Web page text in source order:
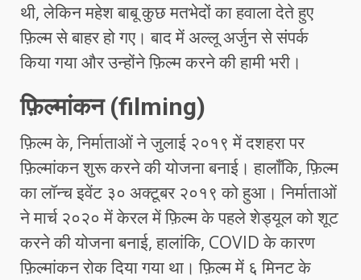
थी, लेकिन महेश बाबू कुछ मतभेदों का हवाला देते हुए
फ़िल्म से बाहर हो गए। बाद में अल्लू अर्जुन से संपर्क
किया गया और उन्होंने फ़िल्म करने की हामी भरी।
फ़िल्मांकन (filming)
फ़िल्म के, निर्माताओं ने जुलाई २०१९ में दशहरा पर
फ़िल्मांकन शुरू करने की योजना बनाई। हालाँकि, फ़िल्म
का लॉन्च इवेंट ३० अक्टूबर २०१९ को हुआ। निर्माताओं
ने मार्च २०२० में केरल में फ़िल्म के पहले शेड्यूल को शूट
करने की योजना बनाई, हालांकि, COVID के कारण
फ़िल्मांकन रोक दिया गया था। फ़िल्म में ६ मिनट के